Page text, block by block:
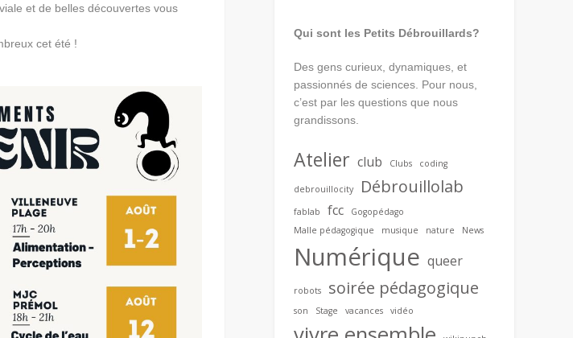
et de belles découvertes vous
cet été !
Qui sont les Petits Débrouillards?
Des gens curieux, dynamiques, et
passionnés de sciences. Pour nous,
c’est par les questions que nous
grandissons.
Atelier club Clubs coding
debrouillocity Débrouillolab
fablab fcc
Gogopédago
Malle pédagogique
musique nature News
Numérique queer
robots soirée pédagogique
son Stage vacances vidéo